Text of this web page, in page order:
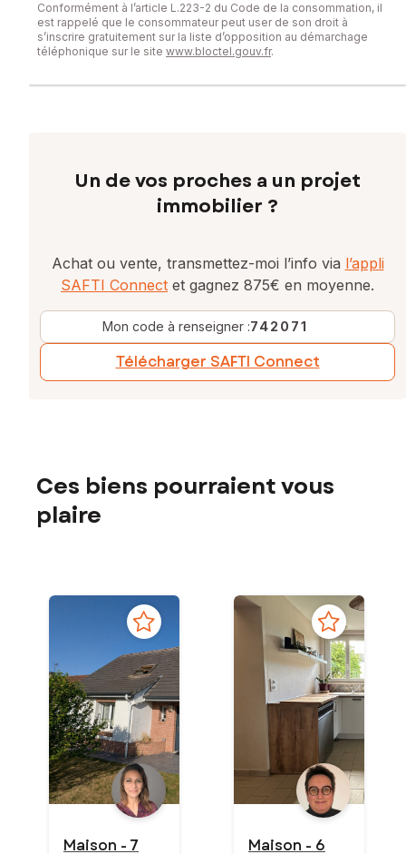
Conformément à l’article L.223-2 du Code de la consommation, il
est rappelé que le consommateur peut user de son droit à
s’inscrire gratuitement sur la liste d’opposition au démarchage
téléphonique sur le site www.bloctel.gouv.fr.
Un de vos proches a un projet
immobilier ?
Achat ou vente, transmettez-moi l’info via l’appli
SAFTI Connect et gagnez 875€ en moyenne.
Mon code à renseigner :742071
Télécharger SAFTI Connect
Ces biens pourraient vous
plaire
Maison - 7 Maison - 6